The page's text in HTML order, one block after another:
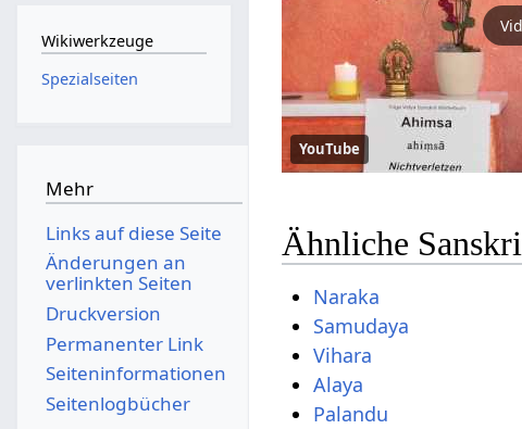
YouTube
Ähnliche
Naraka
Samudaya
Vihara
Alaya
Palandu
Wikiwerkzeuge
Spezialseiten
Mehr
Links auf diese Seite
Änderungen an
verlinkten Seiten
Druckversion
Permanenter Link
Seiten­­informationen
Seitenlogbücher